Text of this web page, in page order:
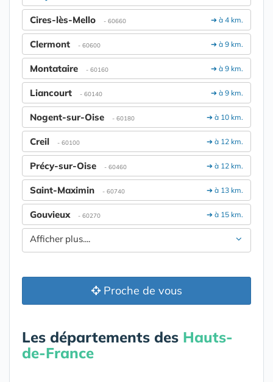
➔ à 4 km.
Cires-lès-Mello - 60660
➔ à 9 km.
Clermont - 60600
➔ à 9 km.
Montataire - 60160
➔ à 9 km.
Liancourt - 60140
➔ à 10 km.
Nogent-sur-Oise - 60180
➔ à 12 km.
Creil - 60100
➔ à 12 km.
Précy-sur-Oise - 60460
➔ à 13 km.
Saint-Maximin - 60740
➔ à 15 km.
Gouvieux - 60270
Afficher plus....
Proche de vous
Les départements des Hauts-
de-France